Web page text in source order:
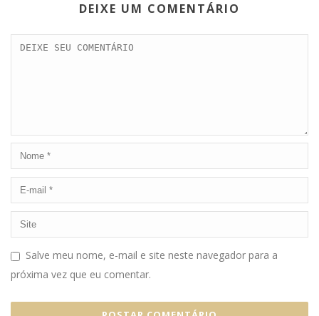
DEIXE UM COMENTÁRIO
Salve meu nome, e-mail e site neste navegador para a
próxima vez que eu comentar.